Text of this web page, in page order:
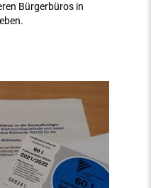
Bürgerbüros in